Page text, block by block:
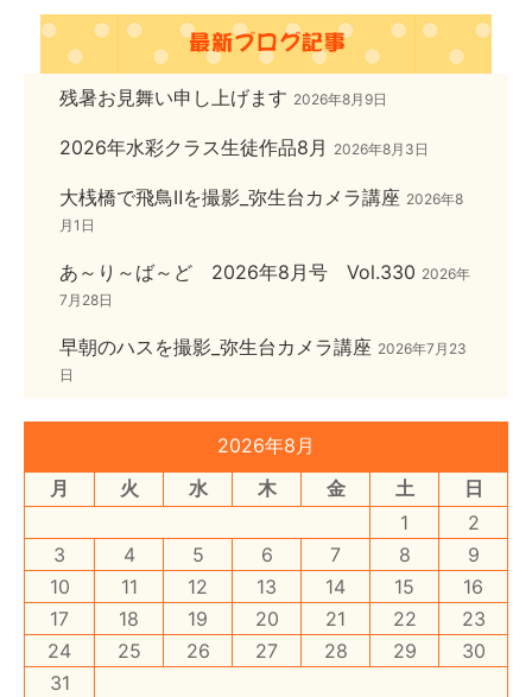
残暑お見舞い申し上げます 2026年8月9日
2026年水彩クラス生徒作品8月 2026年8月3日
大桟橋で飛鳥Ⅱを撮影_弥生台カメラ講座 2026年8
月1日
あ～り～ば～ど 2026年8月号 Vol.330 2026年
7月28日
早朝のハスを撮影_弥生台カメラ講座 2026年7月23
日
2026年8月
月
火 水 木 金 土
日
1
2
3
4 5 6 7 8
9
10
11 12 13 14 15
16
17
18 19 20 21 22
23
24
25 26 27 28 29
30
31